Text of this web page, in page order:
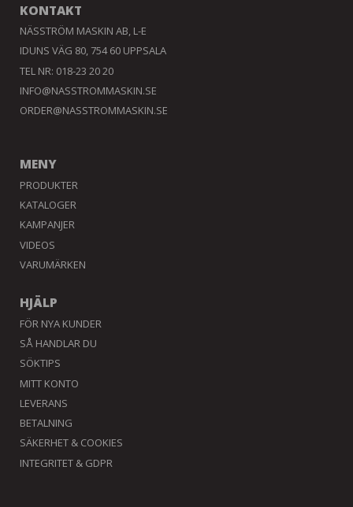
KONTAKT
NÄSSTRÖM MASKIN AB, L-E
IDUNS VÄG 80, 754 60 UPPSALA
TEL NR: 018-23 20 20
INFO@NASSTROMMASKIN.SE
ORDER@NASSTROMMASKIN.SE
MENY
PRODUKTER
KATALOGER
KAMPANJER
VIDEOS
VARUMÄRKEN
HJÄLP
FÖR NYA KUNDER
SÅ HANDLAR DU
SÖKTIPS
MITT KONTO
LEVERANS
BETALNING
SÄKERHET & COOKIES
INTEGRITET & GDPR